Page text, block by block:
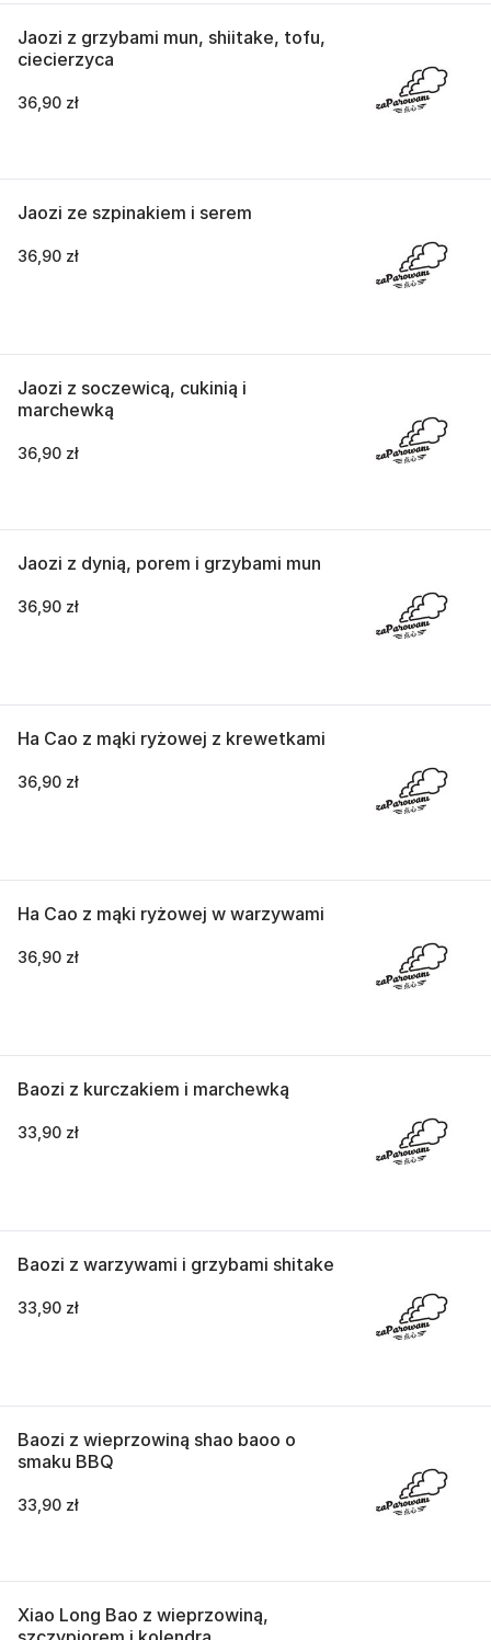
Jaozi z grzybami mun, shiitake, tofu,
ciecierzyca
36,90 zł
Jaozi ze szpinakiem i serem
36,90 zł
Jaozi z soczewicą, cukinią i
marchewką
36,90 zł
Jaozi z dynią, porem i grzybami mun
36,90 zł
Ha Cao z mąki ryżowej z krewetkami
36,90 zł
Ha Cao z mąki ryżowej w warzywami
36,90 zł
Baozi z kurczakiem i marchewką
33,90 zł
Baozi z warzywami i grzybami shitake
33,90 zł
Baozi z wieprzowiną shao baoo o
smaku BBQ
33,90 zł
Xiao Long Bao z wieprzowiną,